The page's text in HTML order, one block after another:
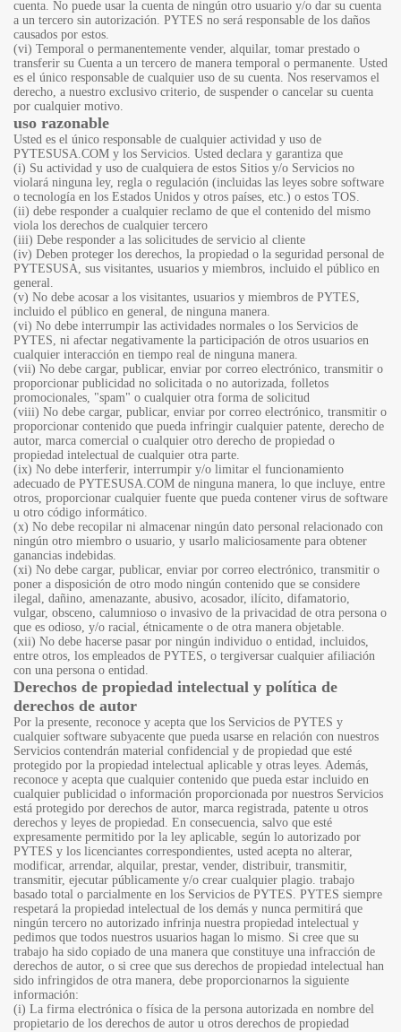
cuenta. No puede usar la cuenta de ningún otro usuario y/o dar su cuenta
a un tercero sin autorización. PYTES no será responsable de los daños
causados por estos.
(vi) Temporal o permanentemente vender, alquilar, tomar prestado o
transferir su Cuenta a un tercero de manera temporal o permanente. Usted
es el único responsable de cualquier uso de su cuenta. Nos reservamos el
derecho, a nuestro exclusivo criterio, de suspender o cancelar su cuenta
por cualquier motivo.
uso razonable
Usted es el único responsable de cualquier actividad y uso de
PYTESUSA.COM y los Servicios. Usted declara y garantiza que
(i) Su actividad y uso de cualquiera de estos Sitios y/o Servicios no
violará ninguna ley, regla o regulación (incluidas las leyes sobre software
o tecnología en los Estados Unidos y otros países, etc.) o estos TOS.
(ii) debe responder a cualquier reclamo de que el contenido del mismo
viola los derechos de cualquier tercero
(iii) Debe responder a las solicitudes de servicio al cliente
(iv) Deben proteger los derechos, la propiedad o la seguridad personal de
PYTESUSA, sus visitantes, usuarios y miembros, incluido el público en
general.
(v) No debe acosar a los visitantes, usuarios y miembros de PYTES,
incluido el público en general, de ninguna manera.
(vi) No debe interrumpir las actividades normales o los Servicios de
PYTES, ni afectar negativamente la participación de otros usuarios en
cualquier interacción en tiempo real de ninguna manera.
(vii) No debe cargar, publicar, enviar por correo electrónico, transmitir o
proporcionar publicidad no solicitada o no autorizada, folletos
promocionales, "spam" o cualquier otra forma de solicitud
(viii) No debe cargar, publicar, enviar por correo electrónico, transmitir o
proporcionar contenido que pueda infringir cualquier patente, derecho de
autor, marca comercial o cualquier otro derecho de propiedad o
propiedad intelectual de cualquier otra parte.
(ix) No debe interferir, interrumpir y/o limitar el funcionamiento
adecuado de PYTESUSA.COM de ninguna manera, lo que incluye, entre
otros, proporcionar cualquier fuente que pueda contener virus de software
u otro código informático.
(x) No debe recopilar ni almacenar ningún dato personal relacionado con
ningún otro miembro o usuario, y usarlo maliciosamente para obtener
ganancias indebidas.
(xi) No debe cargar, publicar, enviar por correo electrónico, transmitir o
poner a disposición de otro modo ningún contenido que se considere
ilegal, dañino, amenazante, abusivo, acosador, ilícito, difamatorio,
vulgar, obsceno, calumnioso o invasivo de la privacidad de otra persona o
que es odioso, y/o racial, étnicamente o de otra manera objetable.
(xii) No debe hacerse pasar por ningún individuo o entidad, incluidos,
entre otros, los empleados de PYTES, o tergiversar cualquier afiliación
con una persona o entidad.
Derechos de propiedad intelectual y política de
derechos de autor
Por la presente, reconoce y acepta que los Servicios de PYTES y
cualquier software subyacente que pueda usarse en relación con nuestros
Servicios contendrán material confidencial y de propiedad que esté
protegido por la propiedad intelectual aplicable y otras leyes. Además,
reconoce y acepta que cualquier contenido que pueda estar incluido en
cualquier publicidad o información proporcionada por nuestros Servicios
está protegido por derechos de autor, marca registrada, patente u otros
derechos y leyes de propiedad. En consecuencia, salvo que esté
expresamente permitido por la ley aplicable, según lo autorizado por
PYTES y los licenciantes correspondientes, usted acepta no alterar,
modificar, arrendar, alquilar, prestar, vender, distribuir, transmitir,
transmitir, ejecutar públicamente y/o crear cualquier plagio. trabajo
basado total o parcialmente en los Servicios de PYTES. PYTES siempre
respetará la propiedad intelectual de los demás y nunca permitirá que
ningún tercero no autorizado infrinja nuestra propiedad intelectual y
pedimos que todos nuestros usuarios hagan lo mismo. Si cree que su
trabajo ha sido copiado de una manera que constituye una infracción de
derechos de autor, o si cree que sus derechos de propiedad intelectual han
sido infringidos de otra manera, debe proporcionarnos la siguiente
información:
(i) La firma electrónica o física de la persona autorizada en nombre del
propietario de los derechos de autor u otros derechos de propiedad